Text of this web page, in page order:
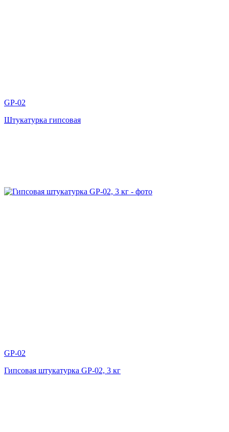
GP-02
Штукатурка гипсовая
GP-02
Гипсовая штукатурка GP-02, 3 кг